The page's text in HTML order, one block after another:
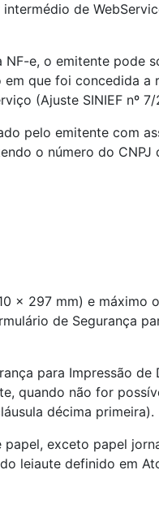
de
e, o emitente pode
que foi concedida
(Ajuste SINIEF nº
pelo emitente com
o número do
x 297 mm) e
de Segurança
para Impressão
quando não for
décima primeira).
exceto papel
leiaute definido em